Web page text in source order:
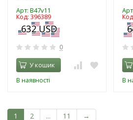
Арт: B47v11
Код: 396389
0
У кошик
В наявності В
1 2 ... 11 →